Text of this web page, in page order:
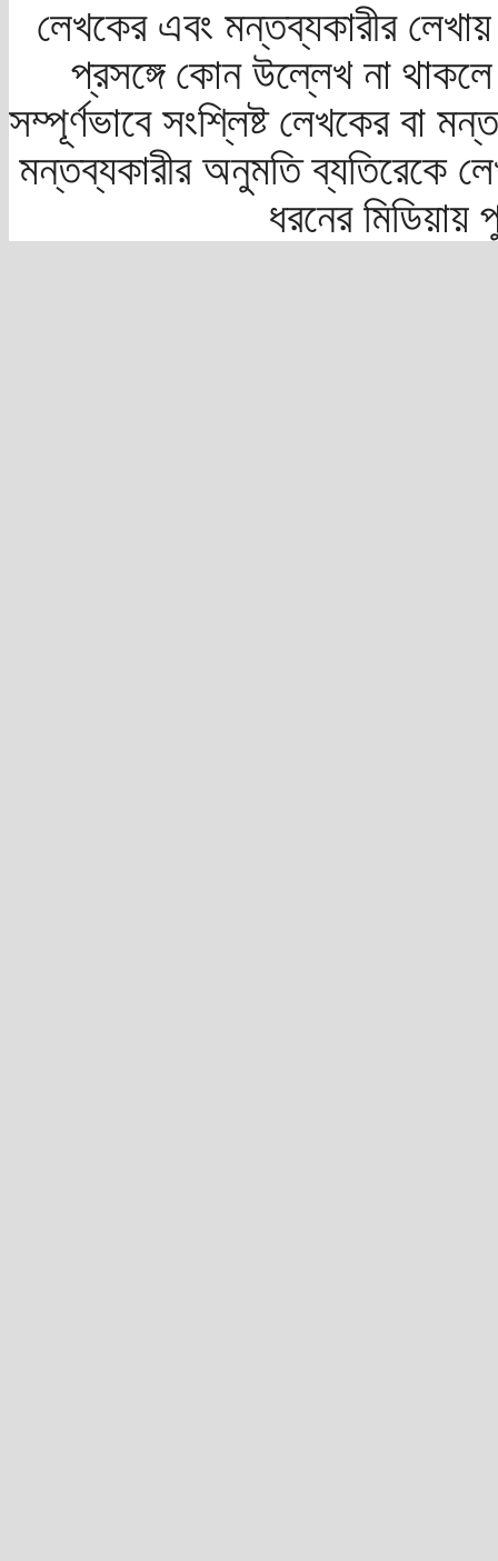
লেখকের এবং মন্তব্যকারীর
প্রসঙ্গে কোন উল্লেখ না
সম্পূর্ণভাবে সংশ্লিষ্ট লেখকের বা
মন্তব্যকারীর অনুমতি ব্যতিরেকে
ধরনের মিডিয়ায়